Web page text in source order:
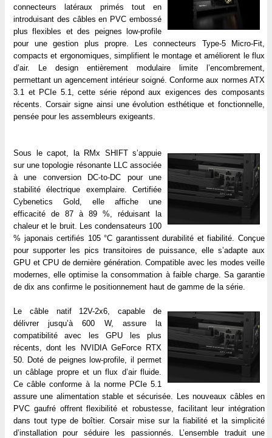
connecteurs latéraux primés tout en
introduisant des câbles en PVC embossé
plus flexibles et des peignes low-profile
pour une gestion plus propre. Les connecteurs Type-5 Micro-Fit,
compacts et ergonomiques, simplifient le montage et améliorent le flux
d’air. Le design entièrement modulaire limite l’encombrement,
permettant un agencement intérieur soigné. Conforme aux normes ATX
3.1 et PCIe 5.1, cette série répond aux exigences des composants
récents. Corsair signe ainsi une évolution esthétique et fonctionnelle,
pensée pour les assembleurs exigeants.
Sous le capot, la RMx SHIFT s’appuie
sur une topologie résonante LLC associée
à une conversion DC-to-DC pour une
stabilité électrique exemplaire. Certifiée
Cybenetics Gold, elle affiche une
efficacité de 87 à 89 %, réduisant la
chaleur et le bruit. Les condensateurs 100
% japonais certifiés 105 °C garantissent durabilité et fiabilité. Conçue
pour supporter les pics transitoires de puissance, elle s’adapte aux
GPU et CPU de dernière génération. Compatible avec les modes veille
modernes, elle optimise la consommation à faible charge. Sa garantie
de dix ans confirme le positionnement haut de gamme de la série.
Le câble natif 12V-2x6, capable de
délivrer jusqu’à 600 W, assure la
compatibilité avec les GPU les plus
récents, dont les NVIDIA GeForce RTX
50. Doté de peignes low-profile, il permet
un câblage propre et un flux d’air fluide.
Ce câble conforme à la norme PCIe 5.1
assure une alimentation stable et sécurisée. Les nouveaux câbles en
PVC gaufré offrent flexibilité et robustesse, facilitant leur intégration
dans tout type de boîtier. Corsair mise sur la fiabilité et la simplicité
d’installation pour séduire les passionnés. L’ensemble traduit une